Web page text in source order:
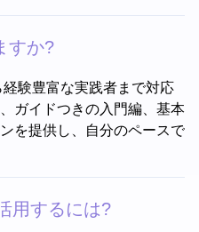
すか?
験豊富な実践者まで対応
ガイドつきの入門編、基本
を提供し、自分のペースで
用するには?